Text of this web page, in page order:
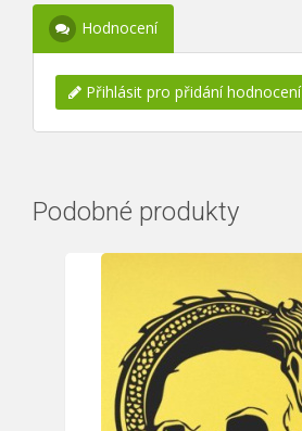
Hodnocení
Přihlásit pro přidání hodnocení
Podobné produkty